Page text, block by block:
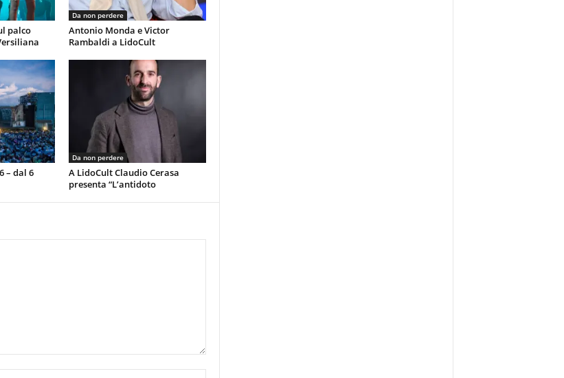
palco
Da non perdere
Antonio Monda e Victor
Rambaldi a LidoCult
– dal 6
Da non perdere
A LidoCult Claudio Cerasa
presenta “L’antidoto